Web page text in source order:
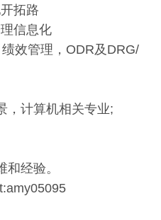
拓路
信息化
效管理，ODR及DRG/
，计算机相关专业;
经验。